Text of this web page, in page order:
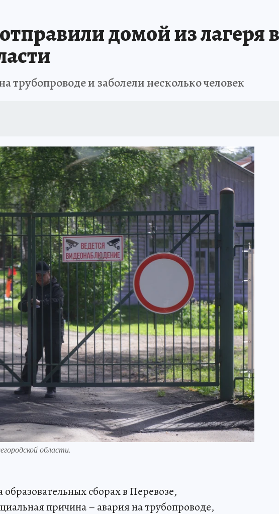
домой из лагеря в
трубопроводе и заболели несколько человек
области.
сборах в Перевозе,
причина – авария на трубопроводе,